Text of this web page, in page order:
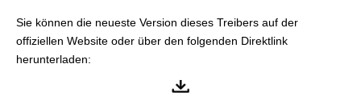
Sie können die neueste Version dieses Treibers auf der
offiziellen Website oder über den folgenden Direktlink
herunterladen: